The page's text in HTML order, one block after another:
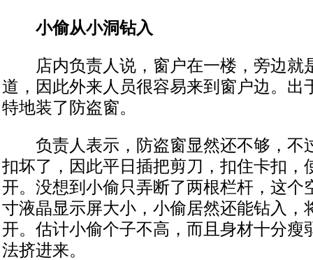
小偷从小洞钻入
店内负责人说，窗户在一楼，旁边就
道，因此外来人员很容易来到窗户边。出
特地装了防盗窗。
负责人表示，防盗窗显然还不够，不
扣坏了，因此平日插把剪刀，扣住卡扣，
开。没想到小偷只弄断了两根栏杆，这个
寸液晶显示屏大小，小偷居然还能钻入，
开。估计小偷个子不高，而且身材十分瘦
法挤进来。